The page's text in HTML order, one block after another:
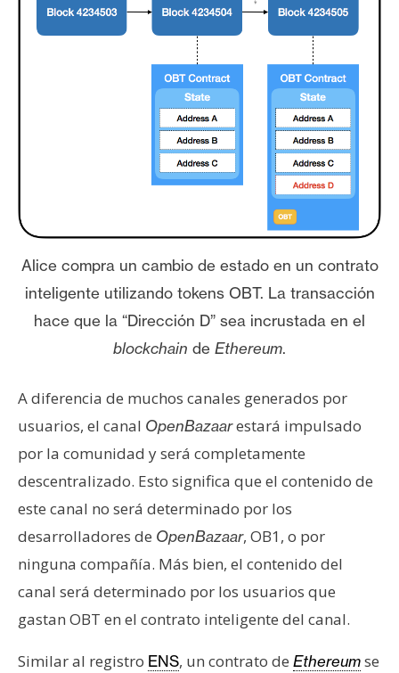
Alice compra un cambio de estado en un contrato
inteligente utilizando tokens OBT. La transacción
hace que la “Dirección D” sea incrustada en el
blockchain de Ethereum.
A diferencia de muchos canales generados por
usuarios, el canal OpenBazaarestará impulsado
por la comunidad y será completamente
descentralizado. Esto significa que el contenido de
este canal no será determinado por los
desarrolladores de OpenBazaar, OB1, o por
ninguna compañía. Más bien, el contenido del
canal será determinado por los usuarios que
gastan OBT en el contrato inteligente del canal.
Similar al registro ENS, un contrato de Ethereumse